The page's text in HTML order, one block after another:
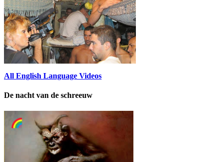
All English Language Videos
De nacht van de schreeuw